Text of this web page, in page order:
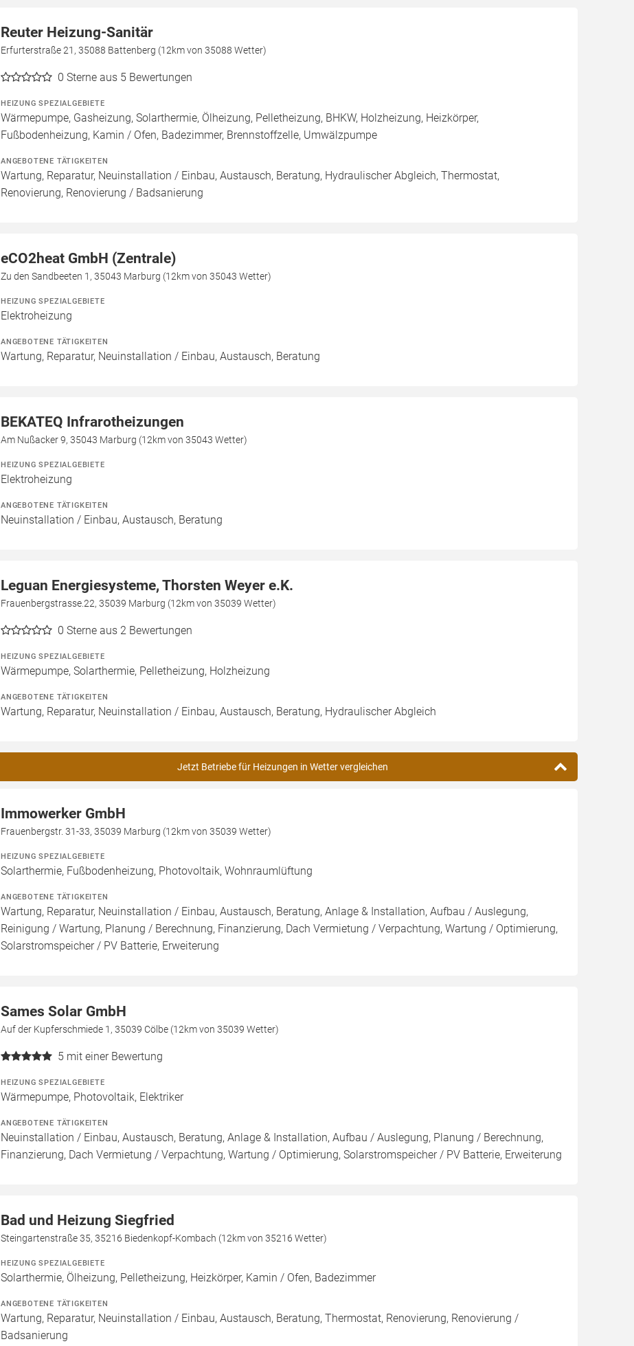
Reuter Heizung-Sanitär
Erfurterstraße 21, 35088 Battenberg (12km von 35088 Wetter)
0 Sterne aus 5 Bewertungen
HEIZUNG SPEZIALGEBIETE
Wärmepumpe, Gasheizung, Solarthermie, Ölheizung, Pelletheizung, BHKW, Holzheizung, Heizkörper,
Fußbodenheizung, Kamin / Ofen, Badezimmer, Brennstoffzelle, Umwälzpumpe
ANGEBOTENE TÄTIGKEITEN
Wartung, Reparatur, Neuinstallation / Einbau, Austausch, Beratung, Hydraulischer Abgleich, Thermostat,
Renovierung, Renovierung / Badsanierung
eCO2heat GmbH (Zentrale)
Zu den Sandbeeten 1, 35043 Marburg (12km von 35043 Wetter)
HEIZUNG SPEZIALGEBIETE
Elektroheizung
ANGEBOTENE TÄTIGKEITEN
Wartung, Reparatur, Neuinstallation / Einbau, Austausch, Beratung
BEKATEQ Infrarotheizungen
Am Nußacker 9, 35043 Marburg (12km von 35043 Wetter)
HEIZUNG SPEZIALGEBIETE
Elektroheizung
ANGEBOTENE TÄTIGKEITEN
Neuinstallation / Einbau, Austausch, Beratung
Leguan Energiesysteme, Thorsten Weyer e.K.
Frauenbergstrasse.22, 35039 Marburg (12km von 35039 Wetter)
0 Sterne aus 2 Bewertungen
HEIZUNG SPEZIALGEBIETE
Wärmepumpe, Solarthermie, Pelletheizung, Holzheizung
ANGEBOTENE TÄTIGKEITEN
Wartung, Reparatur, Neuinstallation / Einbau, Austausch, Beratung, Hydraulischer Abgleich
Jetzt Betriebe für Heizungen in Wetter vergleichen
Immowerker GmbH
Frauenbergstr. 31-33, 35039 Marburg (12km von 35039 Wetter)
HEIZUNG SPEZIALGEBIETE
Solarthermie, Fußbodenheizung, Photovoltaik, Wohnraumlüftung
ANGEBOTENE TÄTIGKEITEN
Wartung, Reparatur, Neuinstallation / Einbau, Austausch, Beratung, Anlage & Installation, Aufbau / Auslegung,
Reinigung / Wartung, Planung / Berechnung, Finanzierung, Dach Vermietung / Verpachtung, Wartung / Optimierung,
Solarstromspeicher / PV Batterie, Erweiterung
Sames Solar GmbH
Auf der Kupferschmiede 1, 35039 Cölbe (12km von 35039 Wetter)
5 mit einer Bewertung
HEIZUNG SPEZIALGEBIETE
Wärmepumpe, Photovoltaik, Elektriker
ANGEBOTENE TÄTIGKEITEN
Neuinstallation / Einbau, Austausch, Beratung, Anlage & Installation, Aufbau / Auslegung, Planung / Berechnung,
Finanzierung, Dach Vermietung / Verpachtung, Wartung / Optimierung, Solarstromspeicher / PV Batterie, Erweiterung
Bad und Heizung Siegfried
Steingartenstraße 35, 35216 Biedenkopf-Kombach (12km von 35216 Wetter)
HEIZUNG SPEZIALGEBIETE
Solarthermie, Ölheizung, Pelletheizung, Heizkörper, Kamin / Ofen, Badezimmer
ANGEBOTENE TÄTIGKEITEN
Wartung, Reparatur, Neuinstallation / Einbau, Austausch, Beratung, Thermostat, Renovierung, Renovierung /
Badsanierung